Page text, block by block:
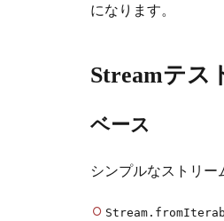
になります。
Streamテス
ベース
シンプルなストリー